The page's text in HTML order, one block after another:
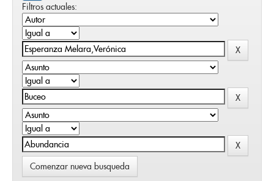
Filtros actuales:
Comenzar nueva busqueda